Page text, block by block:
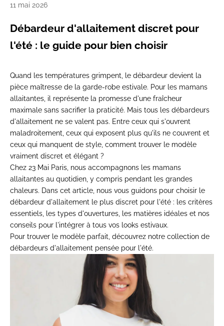
11 mai 2026
Débardeur d'allaitement discret pour
l'été : le guide pour bien choisir
Quand les températures grimpent, le débardeur devient la
pièce maîtresse de la garde-robe estivale. Pour les mamans
allaitantes, il représente la promesse d'une fraîcheur
maximale sans sacrifier la praticité. Mais tous les débardeurs
d'allaitement ne se valent pas. Entre ceux qui s'ouvrent
maladroitement, ceux qui exposent plus qu'ils ne couvrent et
ceux qui manquent de style, comment trouver le modèle
vraiment discret et élégant ?
Chez 23 Mai Paris, nous accompagnons les mamans
allaitantes au quotidien, y compris pendant les grandes
chaleurs. Dans cet article, nous vous guidons pour choisir le
débardeur d'allaitement le plus discret pour l'été : les critères
essentiels, les types d'ouvertures, les matières idéales et nos
conseils pour l'intégrer à tous vos looks estivaux.
Pour trouver le modèle parfait, découvrez notre collection de
débardeurs d'allaitement pensée pour l'été.